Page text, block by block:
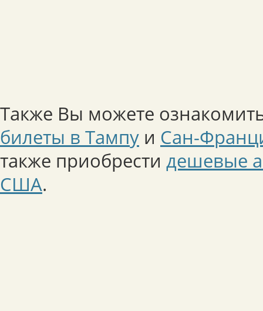
Также Вы можете
билеты в Тампу и Сан-
также приобрести дешевые
США.